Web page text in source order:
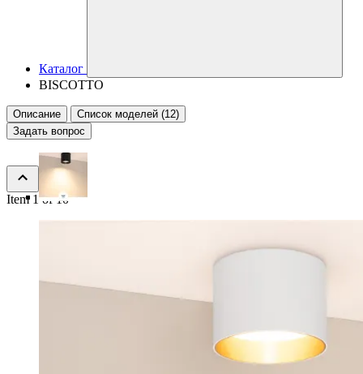
Каталог
BISCOTTO
Описание
Список моделей (12)
Задать вопрос
Item 1 of 10